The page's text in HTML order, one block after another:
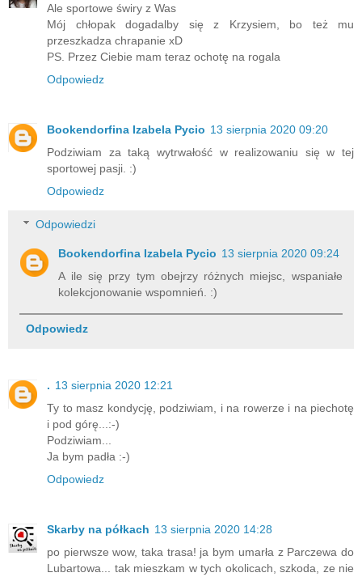
Ale sportowe świry z Was
Mój chłopak dogadalby się z Krzysiem, bo też mu
przeszkadza chrapanie xD
PS. Przez Ciebie mam teraz ochotę na rogala
Odpowiedz
Bookendorfina Izabela Pycio 13 sierpnia 2020 09:20
Podziwiam za taką wytrwałość w realizowaniu się w tej
sportowej pasji. :)
Odpowiedz
Odpowiedzi
Bookendorfina Izabela Pycio 13 sierpnia 2020 09:24
A ile się przy tym obejrzy różnych miejsc, wspaniałe
kolekcjonowanie wspomnień. :)
Odpowiedz
. 13 sierpnia 2020 12:21
Ty to masz kondycję, podziwiam, i na rowerze i na piechotę
i pod górę...:-)
Podziwiam...
Ja bym padła :-)
Odpowiedz
Skarby na półkach 13 sierpnia 2020 14:28
po pierwsze wow, taka trasa! ja bym umarła z Parczewa do
Lubartowa... tak mieszkam w tych okolicach, szkoda, ze nie